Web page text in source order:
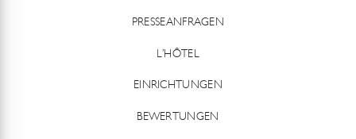
PRESSEANFRAGEN
L’HÔTEL
EINRICHTUNGEN
BEWERTUNGEN